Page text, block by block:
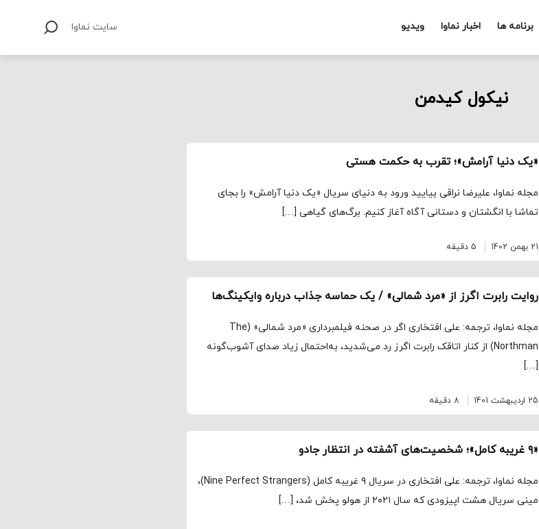
برنامه ها اخبار نماوا ویدیو سایت نماوا
نیکول کیدمن
«یک دنیا آرامش»؛ تقرب به حکمت هستی
مجله نماوا، علیرضا نراقی بیایید ورود به دنیای سریال «یک دنیا آرامش» را بجای
تماشا با انگشتان و دستانی آگاه آغاز کنیم. برگ‌های گیاهی […]
21 بهمن 1402 5 دقیقه
روایت رابرت اگرز از «مرد شمالی» / یک حماسه جذاب درباره وایکینگ‌ها
مجله نماوا، ترجمه: علی افتخاری اگر در صحنه فیلمبرداری «مرد شمالی» (The
Northman) از کنار اتاقک رابرت اگرز رد می‌شدید، به‌احتمال زیاد صدای آشوب‌گونه
[…]
25 اردیبهشت 1401 8 دقیقه
«۹ غریبه کامل»؛ شخصیت‌های آشفته در انتظار جادو
مجله نماوا، ترجمه: علی افتخاری در سریال ۹ غریبه کامل (Nine Perfect Strangers)،
مینی سریال هشت اپیزودی که سال ۲۰۲۱ از هولو پخش شد، […]